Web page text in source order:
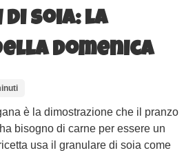
di Soia: la
Domenica
è la dimostrazione che il pranzo
bisogno di carne per essere un
usa il granulare di soia come